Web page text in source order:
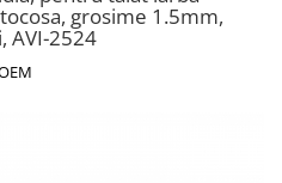
grosime 1.5mm,
AVI-2524